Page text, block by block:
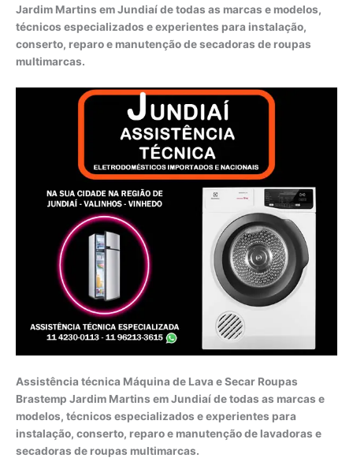
Jardim Martins em Jundiaí de todas as marcas e modelos,
técnicos especializados e experientes para instalação,
conserto, reparo e manutenção de secadoras de roupas
multimarcas.
Assistência técnica Máquina de Lava e Secar Roupas
Brastemp Jardim Martins em Jundiaí de todas as marcas e
modelos, técnicos especializados e experientes para
instalação, conserto, reparo e manutenção de lavadoras e
secadoras de roupas multimarcas.